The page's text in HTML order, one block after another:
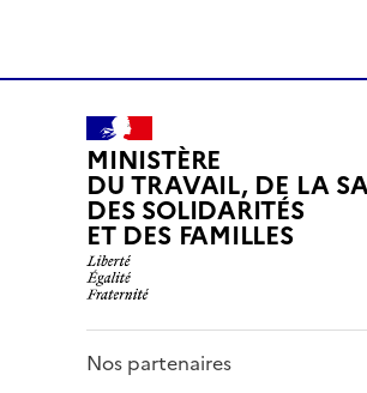
MINISTÈRE
DU TRAVAIL, DE LA
DES SOLIDARITÉS
ET DES FAMILLES
Nos partenaires